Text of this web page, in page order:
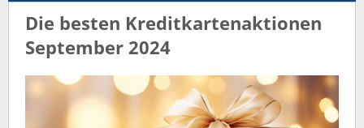
Die besten Kreditkartenaktionen
September 2024